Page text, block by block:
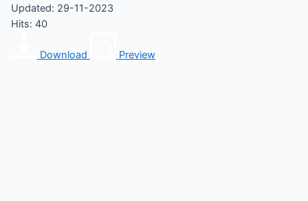
Updated: 29-11-2023
Hits: 40
Download Preview